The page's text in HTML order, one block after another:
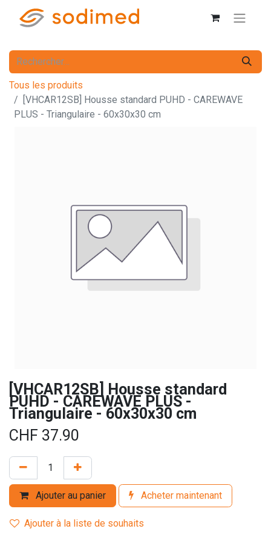
Tous les produits
[VHCAR12SB] Housse standard PUHD - CAREWAVE
PLUS - Triangulaire - 60x30x30 cm
[VHCAR12SB] Housse standard
PUHD - CAREWAVE PLUS -
Triangulaire - 60x30x30 cm
CHF 37.90
Ajouter au panier Acheter maintenant
Ajouter à la liste de souhaits